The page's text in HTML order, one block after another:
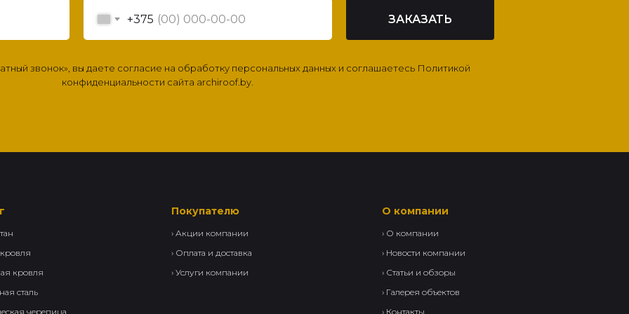
+375 ЗАКАЗАТЬ
звонок», вы даете согласие на обработку персональных данных и соглашаетесь Политикой
конфиденциальности сайта archiroof.by.
кровля
сталь
черепица
Покупателю
› Акции компании
› Оплата и доставка
› Услуги компании
О компании
› О компании
› Новости компании
› Статьи и обзоры
› Галерея объектов
› Контакты